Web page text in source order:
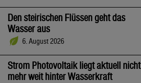
Den steirischen Flüssen geht das
Wasser aus
6. August 2026
Strom Photovoltaik liegt aktuell nicht
mehr weit hinter Wasserkraft